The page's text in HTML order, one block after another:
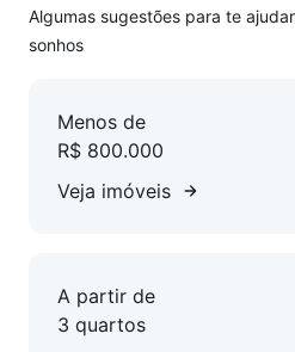
Algumas sugestões para te
sonhos
Menos de
R$ 800.000
Veja imóveis
A partir de
3 quartos